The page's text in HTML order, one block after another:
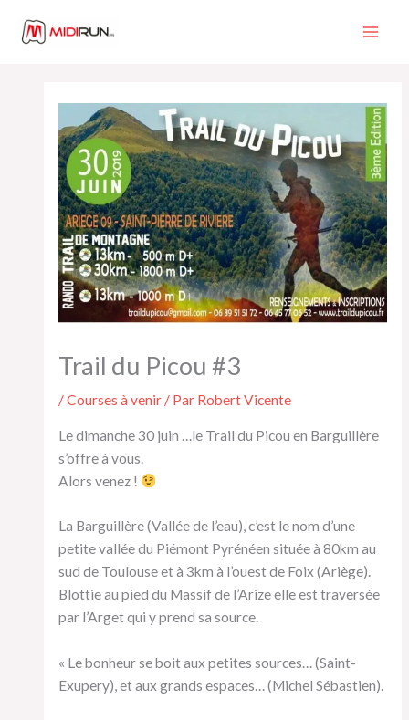
Trail du Picou #3
/Courses à venir/ Par Robert Vicente
Le dimanche 30 juin …le Trail du Picou en Barguillère
s’offre à vous.
Alors venez !
La Barguillère (Vallée de l’eau), c’est le nom d’une
petite vallée du Piémont Pyrénéen située à 80km au
sud de Toulouse et à 3km à l’ouest de Foix (Ariège).
Blottie au pied du Massif de l’Arize elle est traversée
par l’Arget qui y prend sa source.
« Le bonheur se boit aux petites sources… (Saint-
Exupery), et aux grands espaces… (Michel Sébastien).